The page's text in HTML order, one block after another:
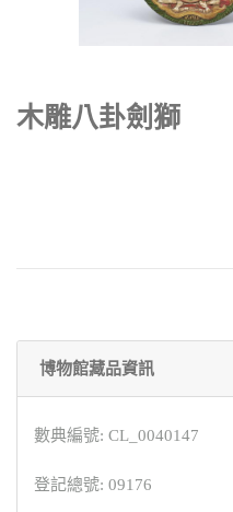
木雕八卦劍獅
博物館藏品資訊
數典編號: CL_0040147
登記總號: 09176